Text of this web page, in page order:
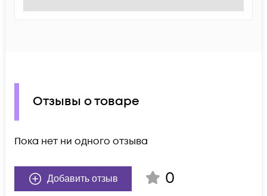
Отзывы о товаре
Пока нет ни одного отзыва
Добавить отзыв 0